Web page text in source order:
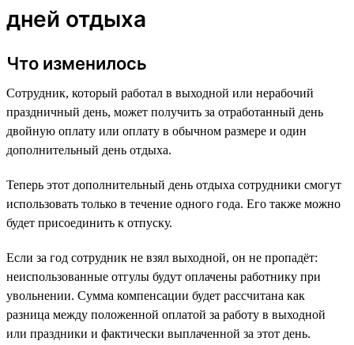
дней отдыха
Что изменилось
Сотрудник, который работал в выходной или нерабочий
праздничный день, может получить за отработанный день
двойную оплату или оплату в обычном размере и один
дополнительный день отдыха.
Теперь этот дополнительный день отдыха сотрудники смогут
использовать только в течение одного года. Его также можно
будет присоединить к отпуску.
Если за год сотрудник не взял выходной, он не пропадёт:
неиспользованные отгулы будут оплачены работнику при
увольнении. Сумма компенсации будет рассчитана как
разница между положенной оплатой за работу в выходной
или праздники и фактически выплаченной за этот день.